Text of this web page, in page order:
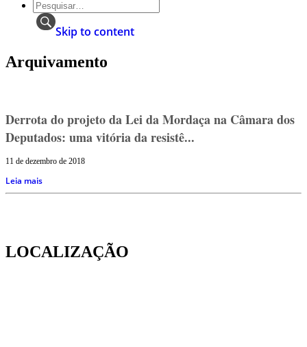
Skip to content
Arquivamento
Derrota do projeto da Lei da Mordaça na Câmara dos
Deputados: uma vitória da resistê...
11 de dezembro de 2018
Leia mais
LOCALIZAÇÃO